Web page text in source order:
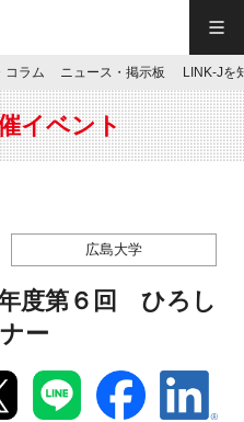
EN
コラム ニュース・掲示板 LINK-Jを
イベント
広島大学
年度第６回 ひろし
ー